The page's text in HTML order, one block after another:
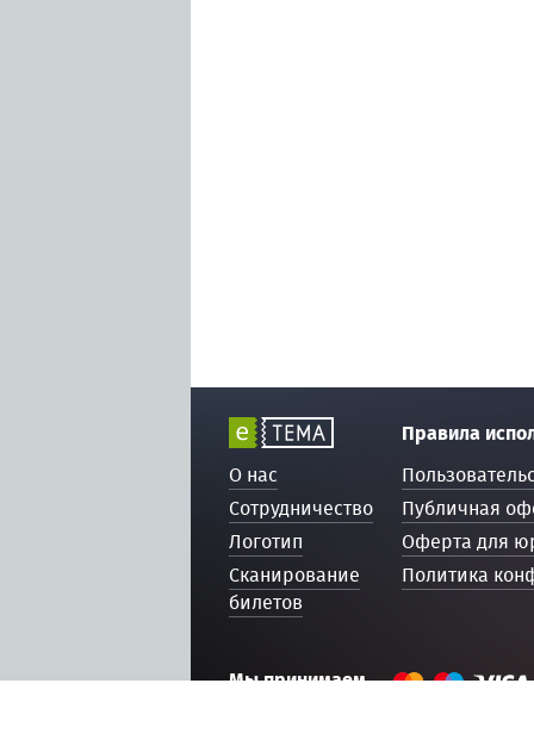
О нас
Сотрудничество
Логотип
Сканирование
билетов
Правила
Публичная
Оферта для
Политика
Мы принимаем